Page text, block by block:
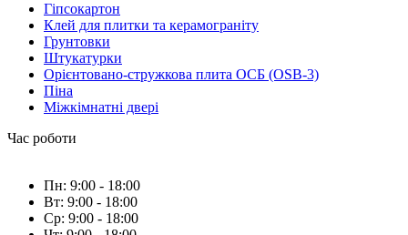
Гіпсокартон
Клей для плитки та керамограніту
Грунтовки
Штукатурки
Орієнтовано-стружкова плита ОСБ (OSB-3)
Піна
Міжкімнатні двері
Час роботи
Пн: 9:00 - 18:00
Вт: 9:00 - 18:00
Ср: 9:00 - 18:00